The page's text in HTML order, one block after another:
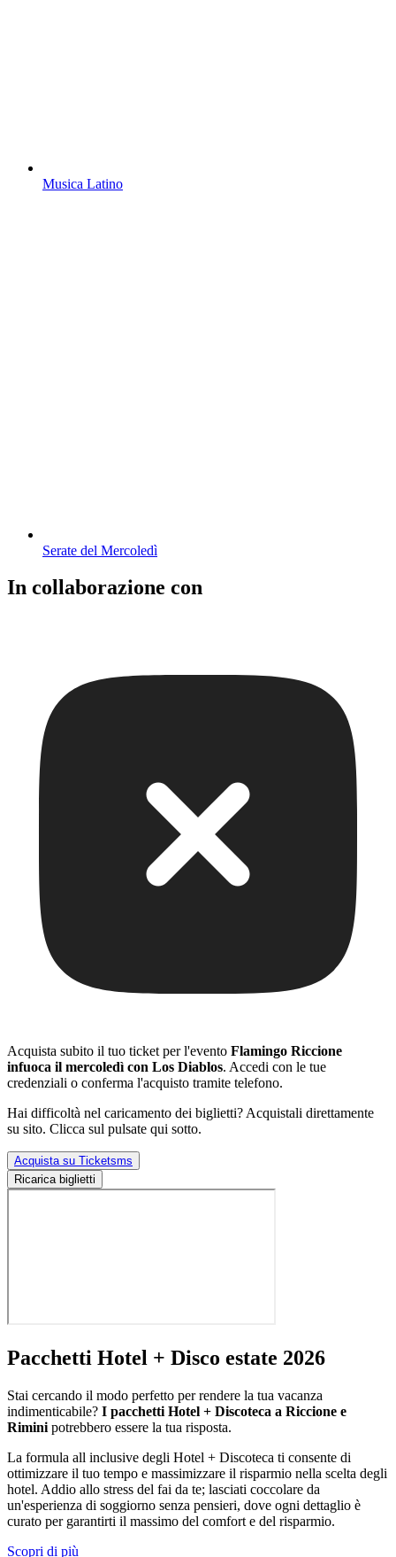
Musica Latino
Serate del Mercoledì
In collaborazione con
Acquista subito il tuo ticket per l'evento Flamingo Riccione
infuoca il mercoledì con Los Diablos. Accedi con le tue
credenziali o conferma l'acquisto tramite telefono.
Hai difficoltà nel caricamento dei biglietti? Acquistali direttamente
su sito. Clicca sul pulsate qui sotto.
Acquista su Ticketsms
Ricarica biglietti
Pacchetti Hotel + Disco estate 2026
Stai cercando il modo perfetto per rendere la tua vacanza
indimenticabile? I pacchetti Hotel + Discoteca a Riccione e
Rimini potrebbero essere la tua risposta.
La formula all inclusive degli Hotel + Discoteca ti consente di
ottimizzare il tuo tempo e massimizzare il risparmio nella scelta degli
hotel. Addio allo stress del fai da te; lasciati coccolare da
un'esperienza di soggiorno senza pensieri, dove ogni dettaglio è
curato per garantirti il massimo del comfort e del risparmio.
Scopri di più